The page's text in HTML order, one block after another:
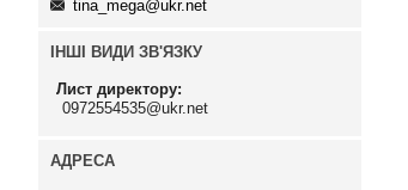
tina_mega@ukr.net
ІНШІ ВИДИ ЗВ'ЯЗКУ
Лист директору
0972554535@ukr.net